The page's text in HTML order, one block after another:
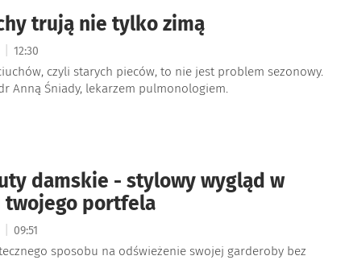
trują nie tylko zimą
12:30
czyli starych pieców, to nie jest problem sezonowy.
Anną Śniady, lekarzem pulmonologiem.
damskie - stylowy wygląd w
twojego portfela
09:51
sposobu na odświeżenie swojej garderoby bez